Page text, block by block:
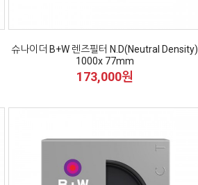
슈나이더 B+W 렌즈필터 N.D(Neutral Density)
1000x 77mm
173,000원